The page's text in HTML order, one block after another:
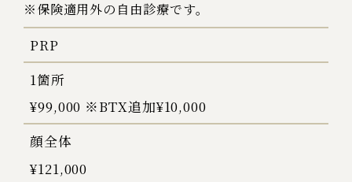
※保険適用外の自由診療です。
PRP
1箇所
¥99,000 ※BTX追加¥10,000
顔全体
¥121,000